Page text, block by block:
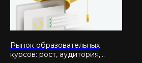
Рынок образовательных
курсов: рост, аудитория,